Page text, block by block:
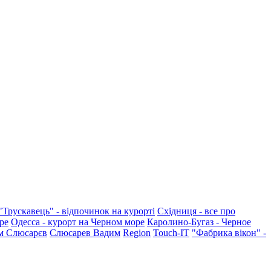
- відпочинок на курорті Східниця - все про
Одесса - курорт на Черном море Каролино-Бугаз - Черное
Слюсарєв Слюсарев Вадим Region Touch-IT "Фабрика вікон" -